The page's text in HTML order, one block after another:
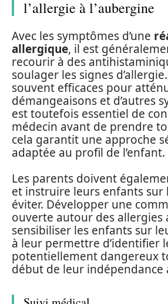
l’allergie à l’aubergine
Avec les symptômes d’une
allergique, il est
recourir à des
soulager les signes
souvent efficaces pour
démangeaisons et d’autres
est toutefois essentiel de
médecin avant de prendre
cela garantit une approche
adaptée au profil de l’enfant.
Les parents doivent
et instruire leurs enfants sur
éviter. Développer une
ouverte autour des allergies
sensibiliser les enfants sur
à leur permettre d’identifier
potentiellement dangereux
début de leur indépendance